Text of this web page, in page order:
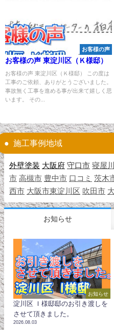
お客様の声
お客様の声 東淀川区（Ｋ様邸）
お客様の声 東淀川区（Ｋ様邸） この度は
工事のご依頼、ありがとうございました。
事故無く工事を進める事が出来て嬉しく思
います。 その...
施工事例地域
外壁塗装 大阪府 守口市 寝屋
市 高槻市 豊中市 口コミ 茨木
西市 大阪市東淀川区 吹田市
お知らせ
お知らせ
淀川区 Ｉ様邸邸のお引き渡しを
させて頂きました。
2026.08.03